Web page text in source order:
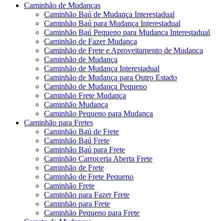
Caminhão de Mudanças
Caminhão Baú de Mudança Interestadual
Caminhão Baú para Mudança Interestadual
Caminhão Baú Pequeno para Mudança Interestadual
Caminhão de Fazer Mudança
Caminhão de Frete e Aproveitamento de Mudança
Caminhão de Mudança
Caminhão de Mudança Interestadual
Caminhão de Mudança para Outro Estado
Caminhão de Mudança Pequeno
Caminhão Frete Mudança
Caminhão Mudança
Caminhão Pequeno para Mudança
Caminhão para Fretes
Caminhão Baú de Frete
Caminhão Baú Frete
Caminhão Baú para Frete
Caminhão Carroceria Aberta Frete
Caminhão de Frete
Caminhão de Frete Pequeno
Caminhão Frete
Caminhão para Fazer Frete
Caminhão para Frete
Caminhão Pequeno para Frete